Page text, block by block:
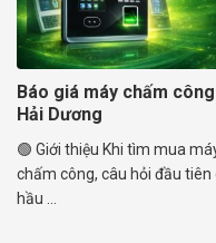
Báo giá máy chấm công
Hải Dương
🟢 Giới thiệu Khi tìm mua
chấm công, câu hỏi đầu tiên
hầu ...